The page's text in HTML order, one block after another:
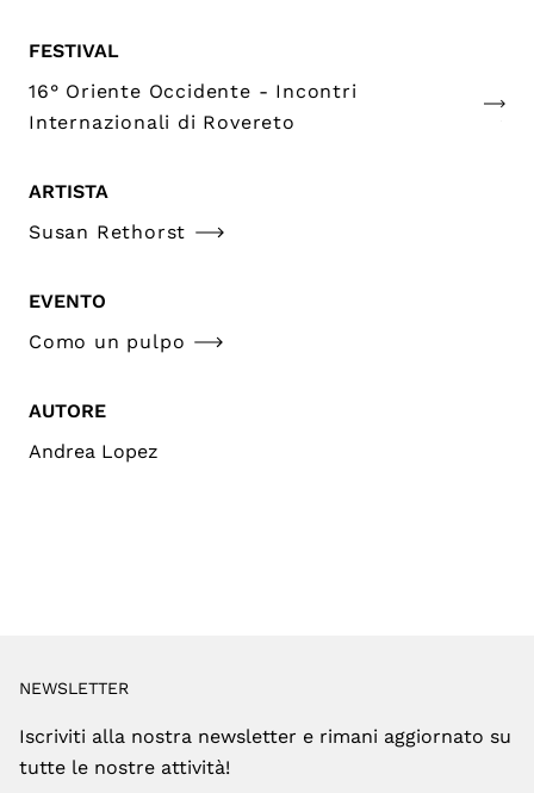
FESTIVAL
16° Oriente Occidente - Incontri
Internazionali di Rovereto
ARTISTA
Susan Rethorst
EVENTO
Como un pulpo
AUTORE
Andrea Lopez
NEWSLETTER
Iscriviti alla nostra newsletter e rimani aggiornato su
tutte le nostre attività!